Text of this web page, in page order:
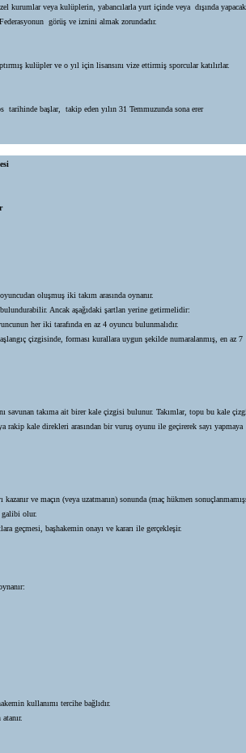
kurumlar veya kulüplerin, yabancılarla yurt içinde veya dışında
görüş ve iznini almak zorundadır.
kulüpler ve o yıl için lisansını vize ettirmiş sporcular katılırlar.
tarihinde başlar, takip eden yılın 31 Temmuzunda sona erer
oluşmuş iki takım arasında oynanır.
Ancak aşağıdaki şartlan yerine getirmelidir:
her iki tarafında en az 4 oyuncu bulunmalıdır.
çizgisinde, forması kurallara uygun şekilde numaralanmış, en az 7
savunan takıma ait birer kale çizgisi bulunur. Takımlar, topu bu kale
rakip kale direkleri arasından bir vuruş oyunu ile geçirerek sayı yapmaya
ve maçın (veya uzatmanın) sonunda (maç hükmen
galibi olur.
geçmesi, başhakemin onayı ve kararı ile gerçekleşir.
kullanımı tercihe bağlıdır.